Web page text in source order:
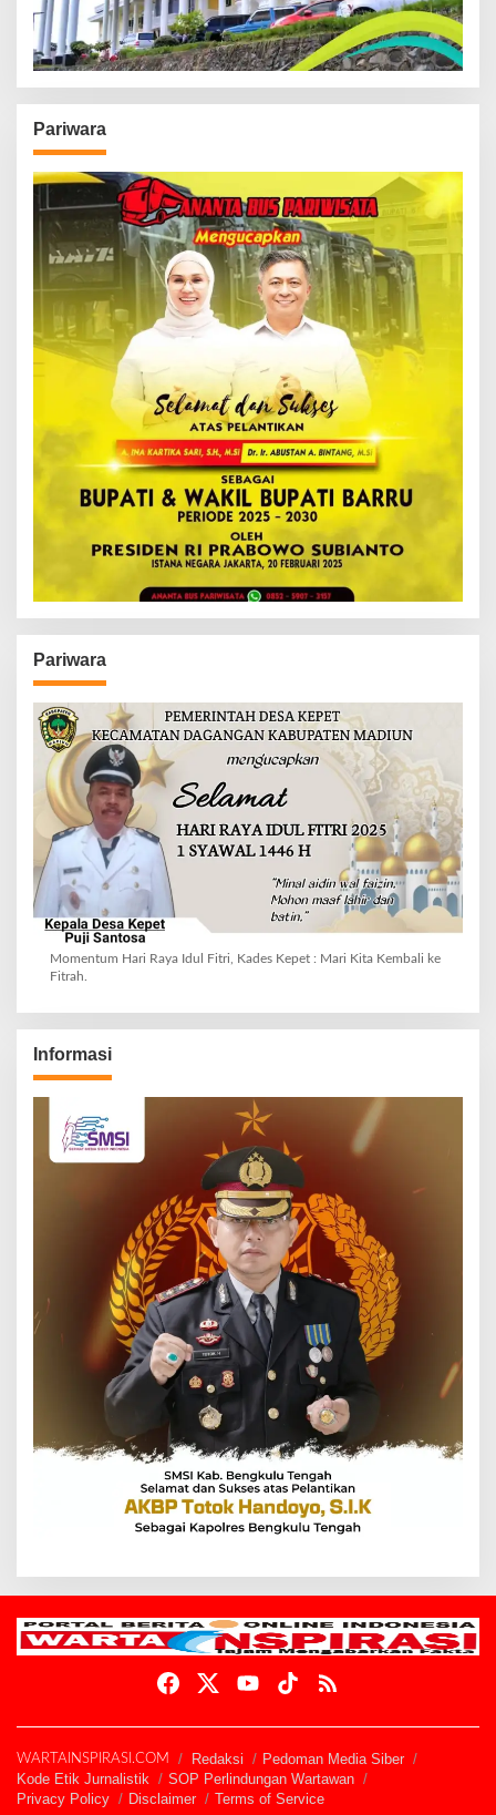
Pariwara
Pariwara
Momentum Hari Raya Idul Fitri, Kades Kepet : Mari Kita Kembali ke
Fitrah.
Informasi
WARTAINSPIRASI.COM Redaksi
Pedoman Media Siber
Kode Etik Jurnalistik
SOP Perlindungan Wartawan
Privacy Policy
Disclaimer Terms of Service